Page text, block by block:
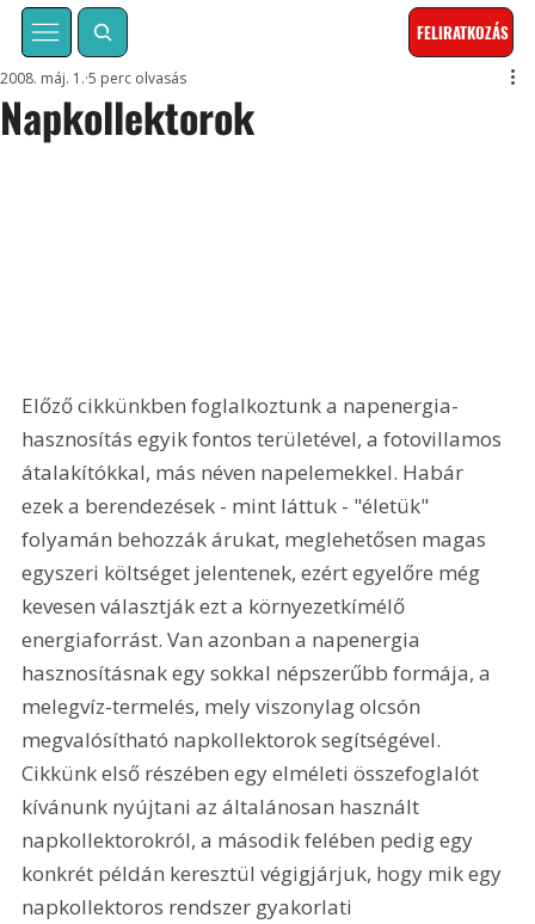
FELIRATKOZÁS
Napkollektorok
2008. máj. 1. 5 perc olvasás
Előző cikkünkben foglalkoztunk a napenergia-
hasznosítás egyik fontos területével, a fotovillamos
átalakítókkal, más néven napelemekkel. Habár
ezek a berendezések - mint láttuk - "életük"
folyamán behozzák árukat, meglehetősen magas
egyszeri költséget jelentenek, ezért egyelőre még
kevesen választják ezt a környezetkímélő
energiaforrást. Van azonban a napenergia
hasznosításnak egy sokkal népszerűbb formája, a
melegvíz-termelés, mely viszonylag olcsón
megvalósítható napkollektorok segítségével.
Cikkünk első részében egy elméleti összefoglalót
kívánunk nyújtani az általánosan használt
napkollektorokról, a második felében pedig egy
konkrét példán keresztül végigjárjuk, hogy mik egy
napkollektoros rendszer gyakorlati